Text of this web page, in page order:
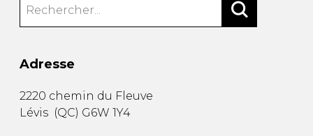
Adresse
2220 chemin du Fleuve
Lévis (QC) G6W 1Y4